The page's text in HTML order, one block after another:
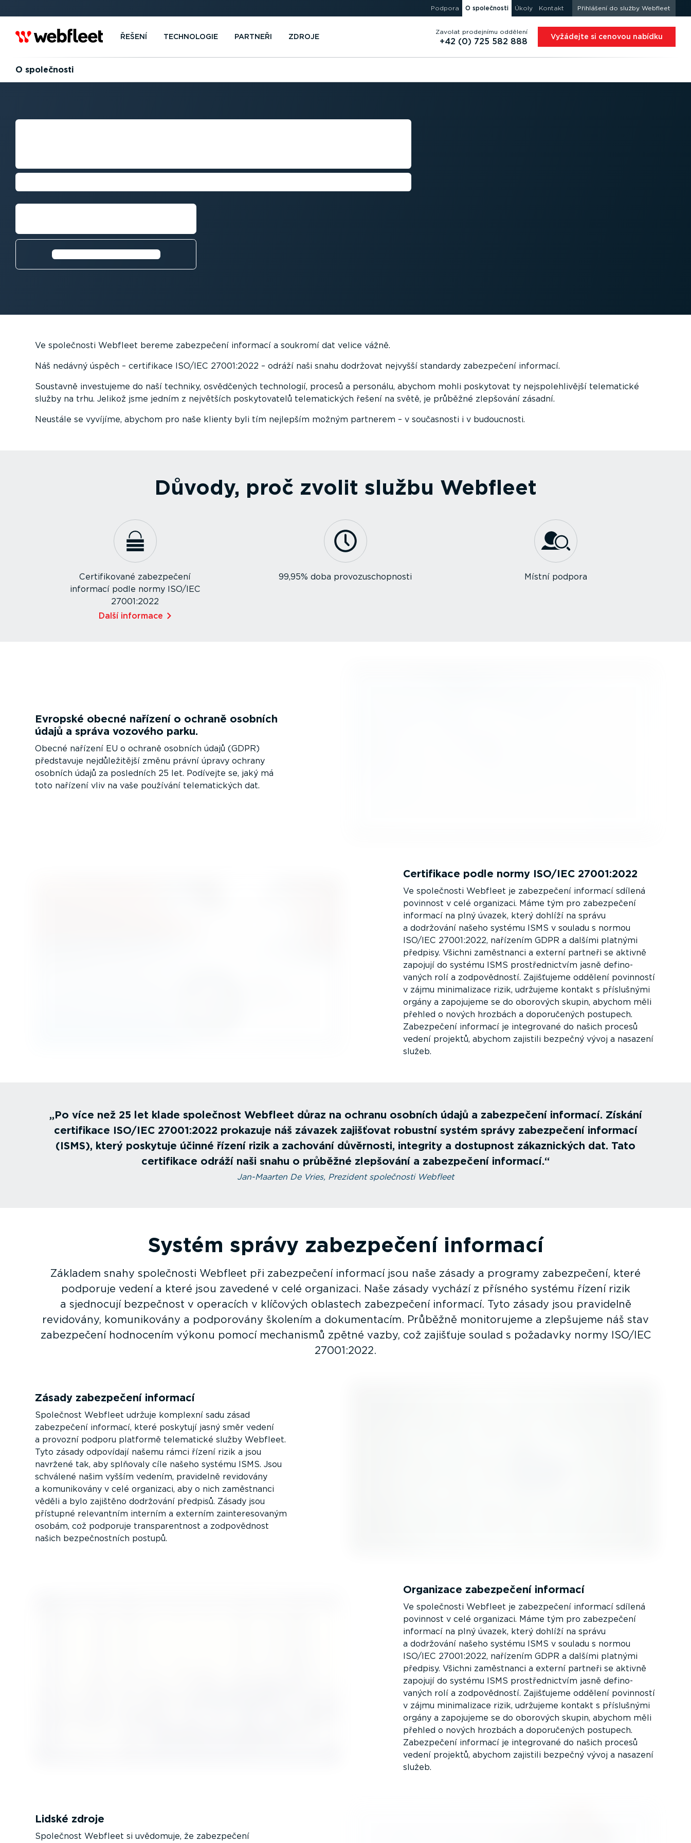
Podpora O společnosti Úkoly Kontakt Přihlášení do služby Webfleet
ŘEŠENÍ TECHNOLOGIE PARTNEŘI ZDROJE
Zavolat prodejnímu oddělení
+42 (0) 725 582 888 Vyžádejte si cenovou nabídku
O společnosti
SPRÁVA VOZOVÉHO PARKU,
Stáhnout informační leták
Ve společnosti Webfleet bereme zabezpečení informací a soukromí dat velice vážně.
Náš nedávný úspěch – certifikace ISO/IEC 27001:2022 – odráží naši snahu dodržovat nejvyšší standardy zabezpečení informací.
Soustavně investujeme do naší techniky, osvědčených technologií, procesů a personálu, abychom mohli poskytovat ty nejspo­leh­li­vější telematické
služby na trhu. Jelikož jsme jedním z největších posky­to­vatelů telema­tických řešení na světě, je průběžné zlepšování zásadní.
Neustále se vyvíjíme, abychom pro naše klienty byli tím nejlepším možným partnerem – v současnosti i v budoucnosti.
Důvody, proč zvolit službu Webfleet
Certi­fi­kované zabezpečení
informací podle normy ISO/IEC
27001:2022
Další informace⁠
99,95% doba provo­zu­schop­nosti Místní podpora
Evropské obecné nařízení o ochraně osobních
údajů a správa vozového parku.
Obecné nařízení EU o ochraně osobních údajů (GDPR)
představuje nejdů­le­ži­tější změnu právní úpravy ochrany
osobních údajů za posledních 25 let. Podívejte se, jaký má
toto nařízení vliv na vaše používání telema­tických dat.
Certifikace podle normy ISO/IEC 27001:2022
Ve společnosti Webfleet je zabezpečení informací sdílená
povinnost v celé organizaci. Máme tým pro zabezpečení
informací na plný úvazek, který dohlíží na správu
a dodržování našeho systému ISMS v souladu s normou
ISO/IEC 27001:2022, nařízením GDPR a dalšími platnými
předpisy. Všichni zaměstnanci a externí partneři se aktivně
zapojují do systému ISMS prostřed­nictvím jasně defino­
vaných rolí a zodpo­věd­ností. Zajišťujeme oddělení povinností
v zájmu minima­lizace rizik, udržujeme kontakt s příslušnými
orgány a zapojujeme se do oborových skupin, abychom měli
přehled o nových hrozbách a doporu­čených postupech.
Zabezpečení informací je integrované do našich procesů
vedení projektů, abychom zajistili bezpečný vývoj a nasazení
služeb.
Po více než 25 let klade společnost Webfleet důraz na ochranu osobních údajů a zabezpečení informací. Získání
certifikace ISO/IEC 27001:2022 prokazuje náš závazek zajišťovat robustní systém správy zabezpečení informací
(ISMS), který poskytuje účinné řízení rizik a zachování důvěrnosti, integrity a dostupnost zákaz­nických dat. Tato
certifikace odráží naši snahu o průběžné zlepšování a zabezpečení informací.
Jan-Maarten De Vries, Prezident společnosti Webfleet
Systém správy zabezpečení informací
Základem snahy společnosti Webfleet při zabezpečení informací jsou naše zásady a programy zabezpečení, které
podporuje vedení a které jsou zavedené v celé organizaci. Naše zásady vychází z přísného systému řízení rizik
a sjednocují bezpečnost v operacích v klíčových oblastech zabezpečení informací. Tyto zásady jsou pravidelně
revidovány, komuni­kovány a podporovány školením a dokumen­tacím. Průběžně monito­rujeme a zlepšujeme náš stav
zabezpečení hodnocením výkonu pomocí mechanismů zpětné vazby, což zajišťuje soulad s požadavky normy ISO/IEC
27001:2022.
Zásady zabezpečení informací
Společnost Webfleet udržuje komplexní sadu zásad
zabezpečení informací, které poskytují jasný směr vedení
a provozní podporu platformě telematické služby Webfleet.
Tyto zásady odpovídají našemu rámci řízení rizik a jsou
navržené tak, aby splňovaly cíle našeho systému ISMS. Jsou
schválené našim vyšším vedením, pravidelně revidovány
a komuni­kovány v celé organizaci, aby o nich zaměstnanci
věděli a bylo zajištěno dodržování předpisů. Zásady jsou
přístupné relevantním interním a externím zainte­re­so­vaným
osobám, což podporuje transpa­rentnost a zodpo­vědnost
našich bezpeč­nostních postupů.
Organizace zabezpečení informací
Ve společnosti Webfleet je zabezpečení informací sdílená
povinnost v celé organizaci. Máme tým pro zabezpečení
informací na plný úvazek, který dohlíží na správu
a dodržování našeho systému ISMS v souladu s normou
ISO/IEC 27001:2022, nařízením GDPR a dalšími platnými
předpisy. Všichni zaměstnanci a externí partneři se aktivně
zapojují do systému ISMS prostřed­nictvím jasně defino­
vaných rolí a zodpo­věd­ností. Zajišťujeme oddělení povinností
v zájmu minima­lizace rizik, udržujeme kontakt s příslušnými
orgány a zapojujeme se do oborových skupin, abychom měli
přehled o nových hrozbách a doporu­čených postupech.
Zabezpečení informací je integrované do našich procesů
vedení projektů, abychom zajistili bezpečný vývoj a nasazení
služeb.
Lidské zdroje
Společnost Webfleet si uvědomuje, že zabezpečení